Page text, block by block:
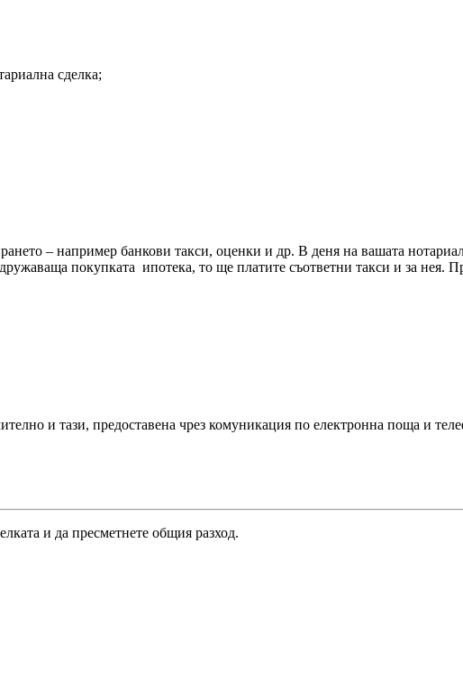
сделка;
– например банкови такси, оценки и др. В деня на вашата
покупката ипотека, то ще платите съответни такси и за нея.
и тази, предоставена чрез комуникация по електронна поща и
и да пресметнете общия разход.